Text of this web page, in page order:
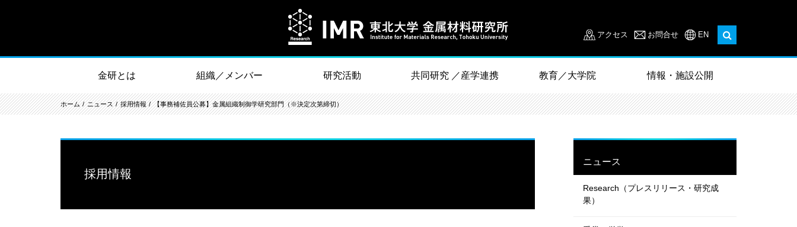
アクセス お問合せ EN
金研とは 組織／メンバー 研究活動 共同研究 ／産学連携 教育／大学院 情報・施設公開
ホーム ニュース 採用情報 【事務補佐員公募】金属組織制御学研究部門（※決定次第締切）
採用情報
ニュース
Research（プレスリリース・研究成
果）